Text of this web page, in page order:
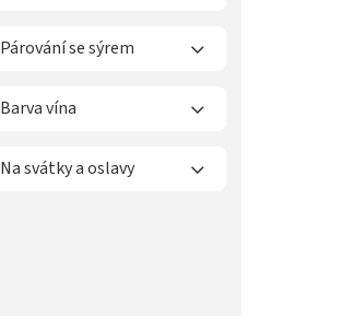
Párování se sýrem
Barva vína
Na svátky a oslavy